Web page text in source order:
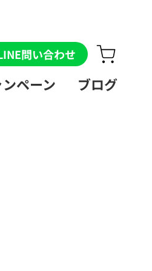
問い合わせ
ペーン ブログ